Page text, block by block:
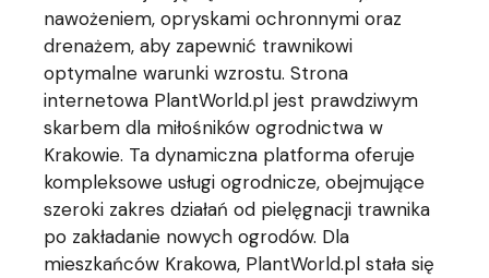
nawożeniem, opryskami ochronnymi oraz
drenażem, aby zapewnić trawnikowi
optymalne warunki wzrostu. Strona
internetowa PlantWorld.pl jest prawdziwym
skarbem dla miłośników ogrodnictwa w
Krakowie. Ta dynamiczna platforma oferuje
kompleksowe usługi ogrodnicze, obejmujące
szeroki zakres działań od pielęgnacji trawnika
po zakładanie nowych ogrodów. Dla
mieszkańców Krakowa, PlantWorld.pl stała się